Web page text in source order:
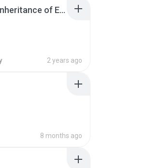
Wrath & Glory - Aeldari - Inheritance of Embers.pdf
2 years ago
8 months ago